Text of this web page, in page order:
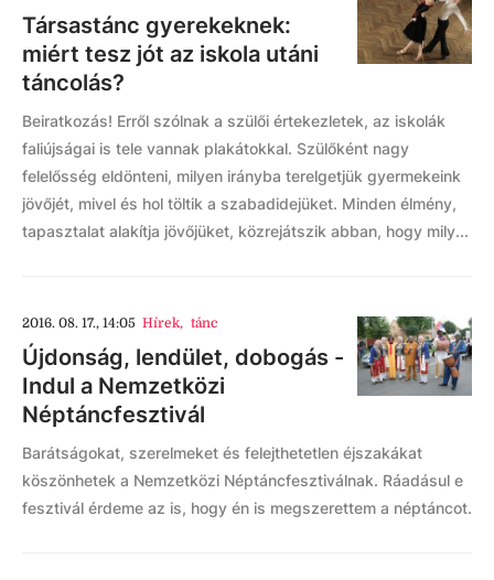
Társastánc gyerekeknek:
miért tesz jót az iskola utáni
táncolás?
Beiratkozás! Erről szólnak a szülői értekezletek, az iskolák
faliújságai is tele vannak plakátokkal. Szülőként nagy
felelősség eldönteni, milyen irányba terelgetjük gyermekeink
jövőjét, mivel és hol töltik a szabadidejüket. Minden élmény,
tapasztalat alakítja jövőjüket, közrejátszik abban, hogy mily...
2016. 08. 17., 14:05 Hírek, tánc
Újdonság, lendület, dobogás -
Indul a Nemzetközi
Néptáncfesztivál
Barátságokat, szerelmeket és felejthetetlen éjszakákat
köszönhetek a Nemzetközi Néptáncfesztiválnak. Ráadásul e
fesztivál érdeme az is, hogy én is megszerettem a néptáncot.